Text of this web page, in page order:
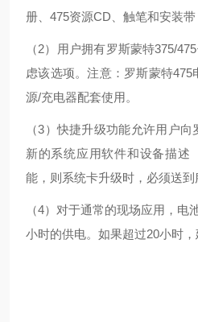
册、475资源CD、触笔和安装带
（2）用户拥有罗斯蒙特375/
虑该选项。注意：罗斯蒙特
源/充电器配套使用。
（3）快捷升级功能允许用户
新的系统应用软件和设备描述
能，则系统卡升级时，必须送到
（4）对于通常的现场应用，电
小时的供电。如果超过20小时，